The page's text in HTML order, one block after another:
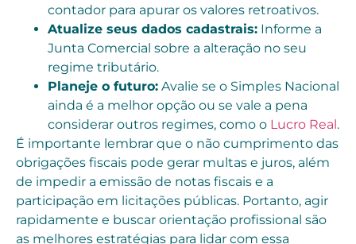
contador para apurar os valores retroativos.
Atualize seus dados cadastrais: Informe a
Junta Comercial sobre a alteração no seu
regime tributário.
Planeje o futuro: Avalie se o Simples Nacional
ainda é a melhor opção ou se vale a pena
considerar outros regimes, como o Lucro Real .
É importante lembrar que o não cumprimento das
obrigações fiscais pode gerar multas e juros, além
de impedir a emissão de notas fiscais e a
participação em licitações públicas. Portanto, agir
rapidamente e buscar orientação profissional são
as melhores estratégias para lidar com essa